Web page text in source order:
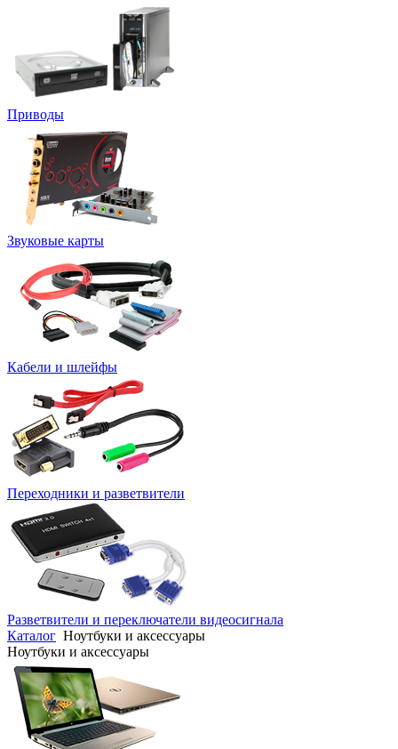
Приводы
Звуковые карты
Кабели и шлейфы
Переходники и разветвители
Разветвители и переключатели видеосигнала
Каталог Ноутбуки и аксессуары
Ноутбуки и аксессуары